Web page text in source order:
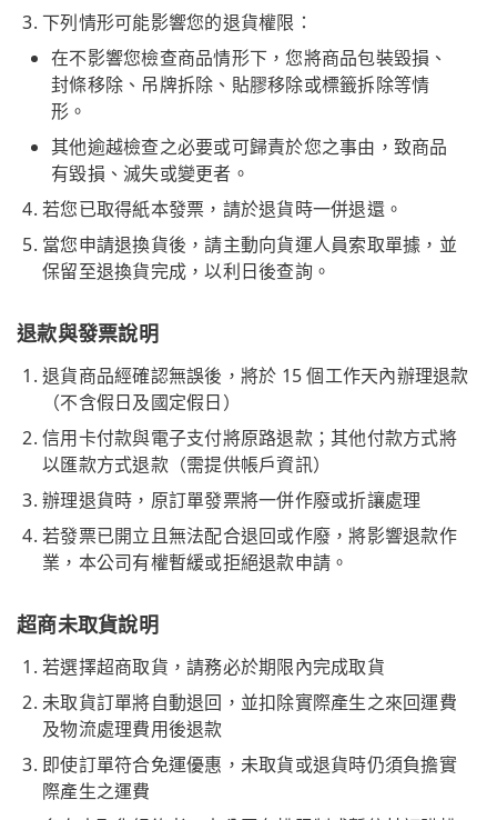
下列情形可能影響您的退貨權限：
在不影響您檢查商品情形下，您將商品包裝毀損、
封條移除、吊牌拆除、貼膠移除或標籤拆除等情
形。
其他逾越檢查之必要或可歸責於您之事由，致商品
有毀損、滅失或變更者。
若您已取得紙本發票，請於退貨時一併退還。
當您申請退換貨後，請主動向貨運人員索取單據，並
保留至退換貨完成，以利日後查詢。
退款與發票說明
退貨商品經確認無誤後，將於 15 個工作天內辦理退款
（不含假日及國定假日）
信用卡付款與電子支付將原路退款；其他付款方式將
以匯款方式退款（需提供帳戶資訊）
辦理退貨時，原訂單發票將一併作廢或折讓處理
若發票已開立且無法配合退回或作廢，將影響退款作
業，本公司有權暫緩或拒絕退款申請。
超商未取貨說明
若選擇超商取貨，請務必於期限內完成取貨
未取貨訂單將自動退回，並扣除實際產生之來回運費
及物流處理費用後退款
即使訂單符合免運優惠，未取貨或退貨時仍須負擔實
際產生之運費